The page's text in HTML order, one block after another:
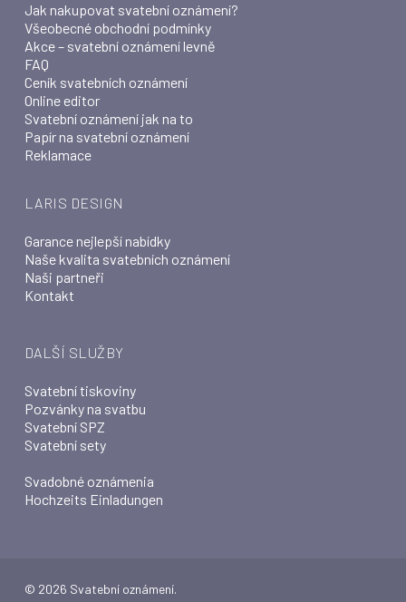
Jak nakupovat svatební oznámení?
Všeobecné obchodní podmínky
Akce – svatební oznámení levně
FAQ
Ceník svatebních oznámení
Online editor
Svatební oznámení jak na to
Papír na svatební oznámení
Reklamace
LARIS DESIGN
Garance nejlepší nabídky
Naše kvalita svatebních oznámení
Naši partneři
Kontakt
DALŠÍ SLUŽBY
Svatební tiskoviny
Pozvánky na svatbu
Svatební SPZ
Svatební sety
Svadobné oznámenia
Hochzeits Einladungen
© 2026 Svatební oznámení.